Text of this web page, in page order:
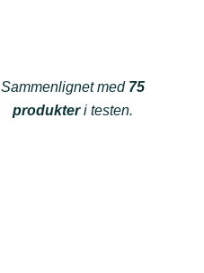
Sammenlignet med 75
produkteri testen.